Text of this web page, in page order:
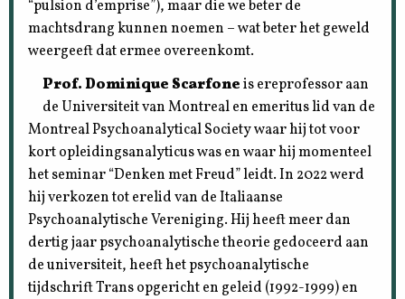
“pulsion d’emprise”), maar die we beter de
machtsdrang kunnen noemen – wat beter het geweld
weergeeft dat ermee overeenkomt.
Prof. Dominique Scarfoneis ereprofessor aan
de Universiteit van Montreal en emeritus lid van de
Montreal Psychoanalytical Society waar hij tot voor
kort opleidingsanalyticus was en waar hij momenteel
het seminar “Denken met Freud” leidt. In 2022 werd
hij verkozen tot erelid van de Italiaanse
Psychoanalytische Vereniging. Hij heeft meer dan
dertig jaar psychoanalytische theorie gedoceerd aan
de universiteit, heeft het psychoanalytische
tijdschrift Trans opgericht en geleid (1992-1999) en